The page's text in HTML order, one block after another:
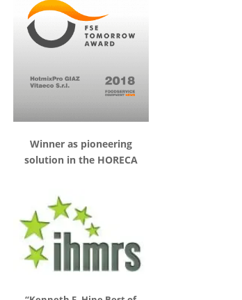
Winner as pioneering
solution in the HORECA